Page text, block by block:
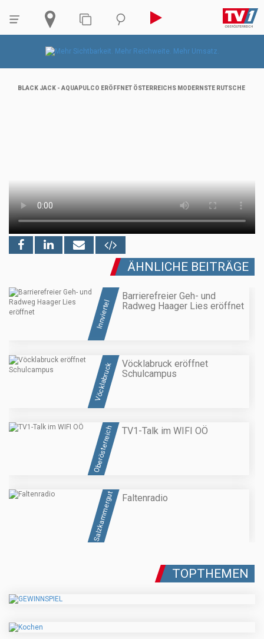
BLACK JACK - AQUAPULCO ERÖFFNET ÖSTERREICHS MODERNSTE RUTSCHE
ÄHNLICHE BEITRÄGE
Innviertel
Barrierefreier Geh- und
Radweg Haager Lies eröffnet
Vöcklabruck
Vöcklabruck eröffnet
Schulcampus
Oberösterreich TV1-Talk im WIFI OÖ
Salzkammergut Faltenradio
TOPTHEMEN